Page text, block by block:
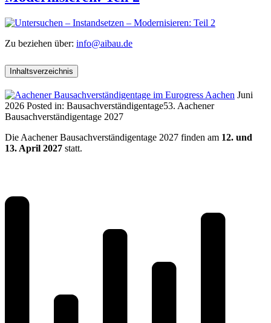
Zu beziehen über: info@aibau.de
Inhaltsverzeichnis
Juni
2026 Posted in: Bausachverständigentage53. Aachener
Bausachverständigentage 2027
Die Aachener Bausachverständigentage 2027 finden am 12. und
13. April 2027 statt.